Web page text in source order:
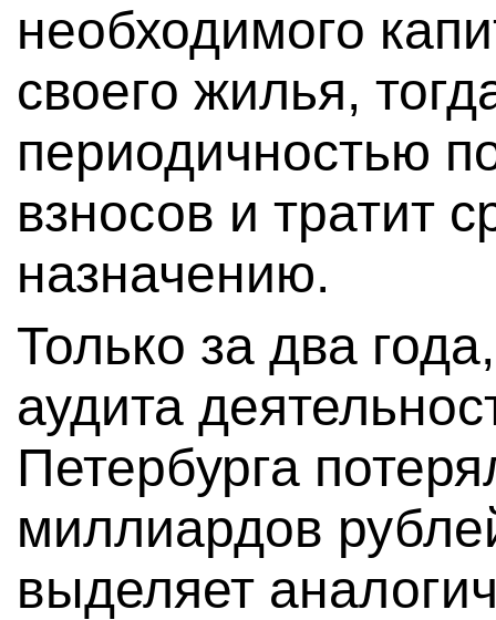
необходимого
своего жилья,
периодичностью
взносов и тратит
назначению.
Только за два
аудита
Петербурга
миллиардов
выделяет